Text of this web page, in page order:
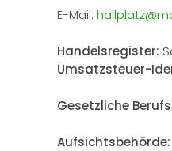
E-Mail:
Handelsregister:
Umsatzsteuer-
Gesetzliche
Aufsichtsbehörde: